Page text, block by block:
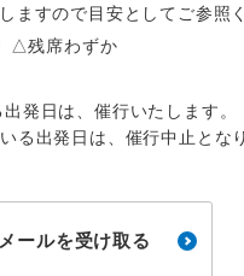
ますので目安としてご参照
△残席わずか
発日は、催行いたします。
る出発日は、催行中止とな
ールを受け取る
1名様催行
おひとり様参加限定
ご夫婦限定